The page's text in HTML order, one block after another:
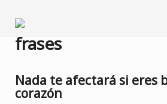
contenido
frases
Nada te afectará si eres
corazón